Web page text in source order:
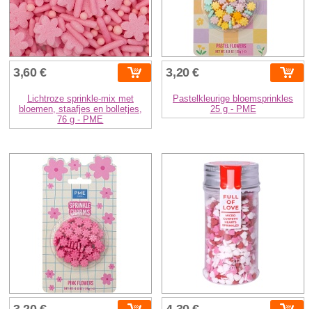
3,60 €
Lichtroze sprinkle-mix met
bloemen, staafjes en bolletjes,
76 g - PME
3,20 €
Pastelkleurige bloemsprinkles
25 g - PME